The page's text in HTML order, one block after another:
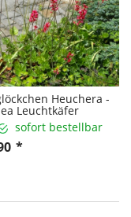
Heuchera -
Leuchtkäfer
sofort bestellbar
*